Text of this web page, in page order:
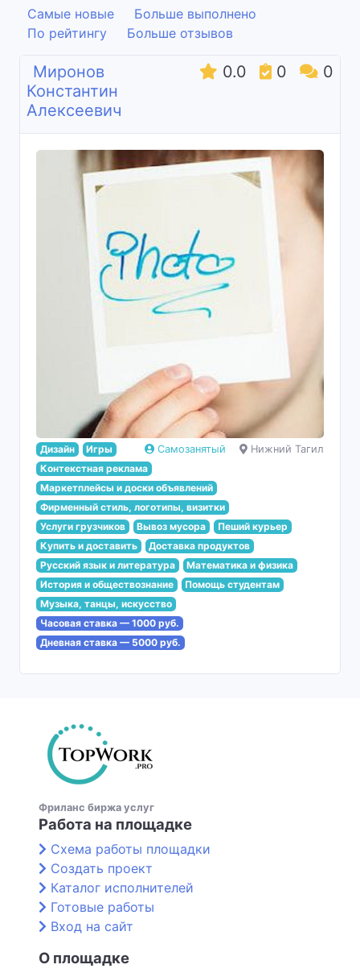
Самые новые
Больше выполнено
По рейтингу
Больше отзывов
0.0 0 0
Миронов
Константин
Алексеевич
Самозанятый Нижний Тагил
Дизайн
Игры
Контекстная реклама
Маркетплейсы и доски объявлений
Фирменный стиль, логотипы, визитки
Услуги грузчиков
Вывоз мусора
Пеший курьер
Купить и доставить
Доставка продуктов
Русский язык и литература
Математика и физика
История и обществознание
Помощь студентам
Музыка, танцы, искусство
Часовая ставка — 1000 руб.
Дневная ставка — 5000 руб.
Фриланс биржа услуг
Работа на площадке
Схема работы площадки
Создать проект
Каталог исполнителей
Готовые работы
Вход на сайт
О площадке